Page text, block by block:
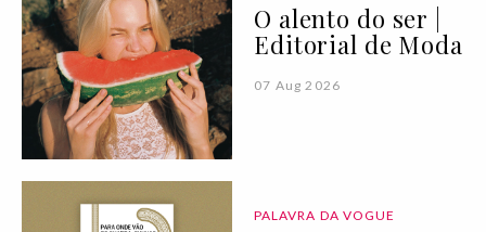
O alento do ser |
Editorial de Moda
07 Aug 2026
PALAVRA DA VOGUE